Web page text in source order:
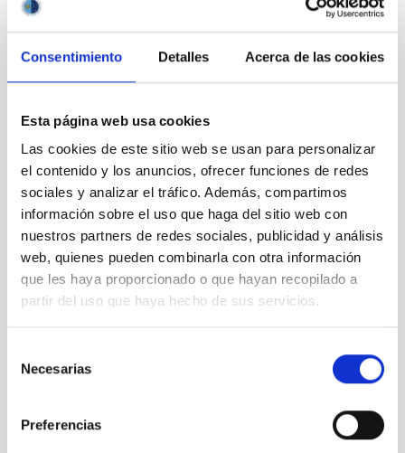
Consentimiento Detalles Acerca de las cookies
Esta página web usa cookies
Las cookies de este sitio web se usan para personalizar
el contenido y los anuncios, ofrecer funciones de redes
sociales y analizar el tráfico. Además, compartimos
información sobre el uso que haga del sitio web con
nuestros partners de redes sociales, publicidad y análisis
web, quienes pueden combinarla con otra información
que les haya proporcionado o que hayan recopilado a
partir del uso que haya hecho de sus servicios.
Necesarias
Preferencias
Animaciones arqueoastronomía